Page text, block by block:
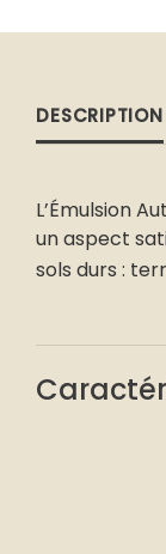
DESCRIPTION
L’Émulsion
un aspect
sols durs :